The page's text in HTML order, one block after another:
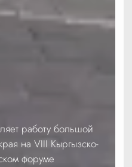
работу большой
на VIII Кыргызско-
форуме